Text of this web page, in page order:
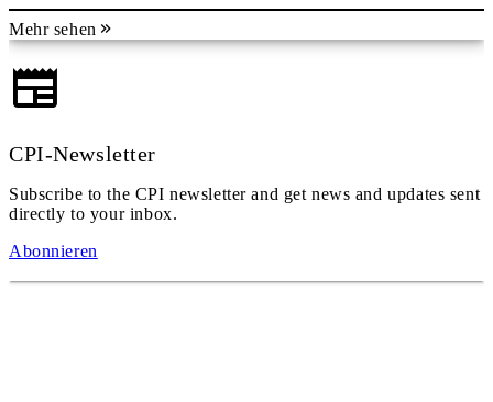
Mehr sehen
CPI-Newsletter
Subscribe to the CPI newsletter and get news and updates sent
directly to your inbox.
Abonnieren